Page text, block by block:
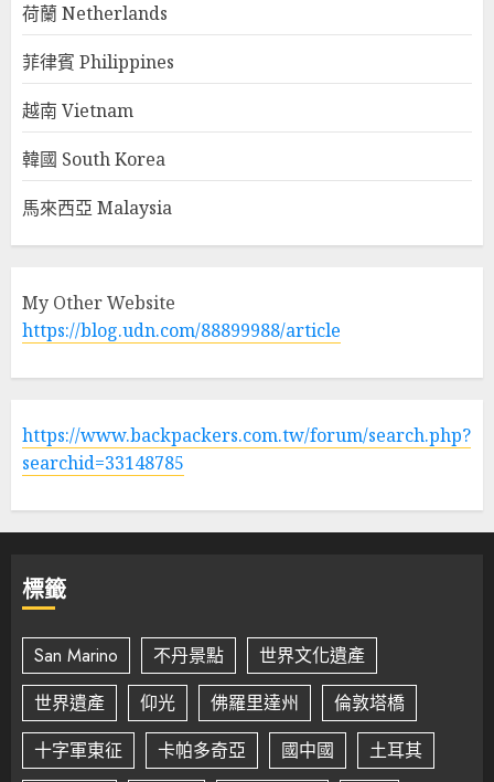
荷蘭 Netherlands
菲律賓 Philippines
越南 Vietnam
韓國 South Korea
馬來西亞 Malaysia
My Other Website
https://blog.udn.com/88899988/article
https://www.backpackers.com.tw/forum/search.php?
searchid=33148785
標籤
San Marino 不丹景點
世界文化遺產
世界遺產
仰光 佛羅里達州
倫敦塔橋
十字軍東征
卡帕多奇亞 國中國 土耳其